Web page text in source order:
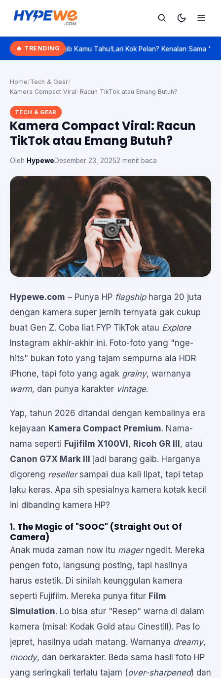
Hypewe.com - Curated Hype. Real Talk.
Cari artikel
🔥 TRENDING
Wajib Kamu Tahu! Lari Kok Pelan? Kenalan Sama 'Slow Jogging',
Home/Tech & Gear/
Kamera Compact Viral: Racun TikTok atau Emang Butuh?
TECH & GEAR
Kamera Compact Viral: Racun
TikTok atau Emang Butuh?
Oleh HypeweDesember 23, 20252 menit baca
Hypewe.com – Punya HP flagshipharga 20 juta
dengan kamera super jernih ternyata gak cukup
buat Gen Z. Coba liat FYP TikTok atau Explore
Instagram akhir-akhir ini. Foto-foto yang "nge-
hits" bukan foto yang tajam sempurna ala HDR
iPhone, tapi foto yang agak grainy, warnanya
warm, dan punya karakter vintage.
Yap, tahun 2026 ditandai dengan kembalinya era
kejayaan Kamera Compact Premium. Nama-
nama seperti Fujifilm X100VI , Ricoh GR III , atau
Canon G7X Mark III
jadi barang gaib. Harganya
digoreng resellersampai dua kali lipat, tapi tetap
laku keras. Apa sih spesialnya kamera kotak kecil
ini dibanding kamera HP?
1. The Magic of "SOOC" (Straight Out Of
Camera)
Anak muda zaman now itu magerngedit. Mereka
pengen foto, langsung posting, tapi hasilnya
harus estetik. Di sinilah keunggulan kamera
seperti Fujifilm. Mereka punya fitur Film
Simulation. Lo bisa atur "Resep" warna di dalam
kamera (misal: Kodak Gold atau Cinestill). Pas lo
jepret, hasilnya udah matang. Warnanya dreamy,
moody, dan berkarakter. Beda sama hasil foto HP
yang seringkali terlalu tajam (over-sharpened) dan